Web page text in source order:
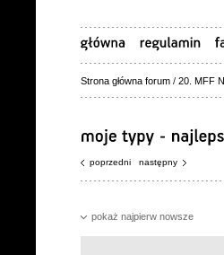
Strona główna forum / 20. MFF
poprzedni następny
pokaż najpierw nowsze